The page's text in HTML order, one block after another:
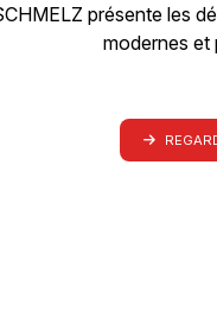
présente les
modernes et